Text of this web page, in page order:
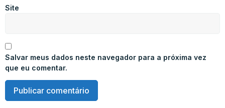
Site
Salvar meus dados neste navegador para a próxima vez
que eu comentar.